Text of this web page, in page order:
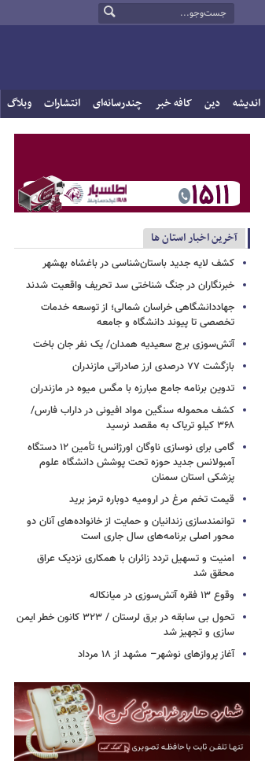
اندیشه دین کافه خبر چندرسانه‌ای انتشارات وبلاگ
آخرین اخبار استان ها
کشف لایه جدید باستان‌شناسی در باغشاه بهشهر
خبرنگاران در جنگ شناختی سد تحریف واقعیت شدند
جهاددانشگاهی خراسان شمالی؛ از توسعه خدمات
تخصصی تا پیوند دانشگاه و جامعه
آتش‌سوزی برج سعیدیه همدان/ یک نفر جان باخت
بازگشت ۷۷ درصدی ارز صادراتی مازندران
تدوین برنامه جامع مبارزه با مگس میوه در مازندران
کشف محموله سنگین مواد افیونی در داراب فارس/
۳۶۸ کیلو تریاک به مقصد نرسید
گامی برای نوسازی ناوگان اورژانس؛ تأمین ۱۲ دستگاه
آمبولانس جدید حوزه تحت پوشش دانشگاه علوم
پزشکی استان سمنان
قیمت تخم مرغ در ارومیه دوباره ترمز برید
توانمندسازی زندانیان و حمایت از خانواده‌های آنان دو
محور اصلی برنامه‌های سال جاری است
امنیت و تسهیل تردد زائران با همکاری نزدیک عراق
محقق شد
وقوع ۱۳ فقره آتش‌سوزی در میانکاله
تحول بی سابقه در برق لرستان / ۳۲۳ کانون خطر ایمن
سازی و تجهیز شد
آغاز پروازهای نوشهر– مشهد از ۱۸ مرداد